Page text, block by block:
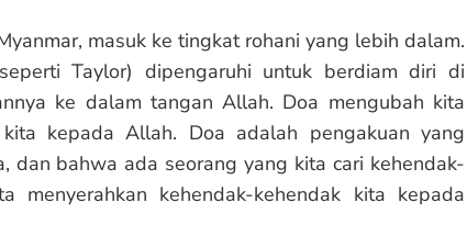
masuk ke tingkat rohani yang lebih dalam.
Taylor) dipengaruhi untuk berdiam diri di
ke dalam tangan Allah. Doa mengubah kita
kepada Allah. Doa adalah pengakuan yang
bahwa ada seorang yang kita cari kehendak-
kehendak-kehendak kita kepada